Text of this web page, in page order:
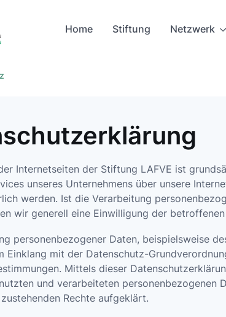
Home Stiftung Netzwerk
Home Stiftung Netzwerk
Internetseiten der Stiftung LAFVE ist
unseres Unternehmens über unsere
werden. Ist die Verarbeitung
wir generell eine Einwilligung der betroffenen
personenbezogener Daten, beispielsweise
Einklang mit der Datenschutz-
Mittels dieser
und verarbeiteten personenbezogenen
Rechte aufgeklärt.